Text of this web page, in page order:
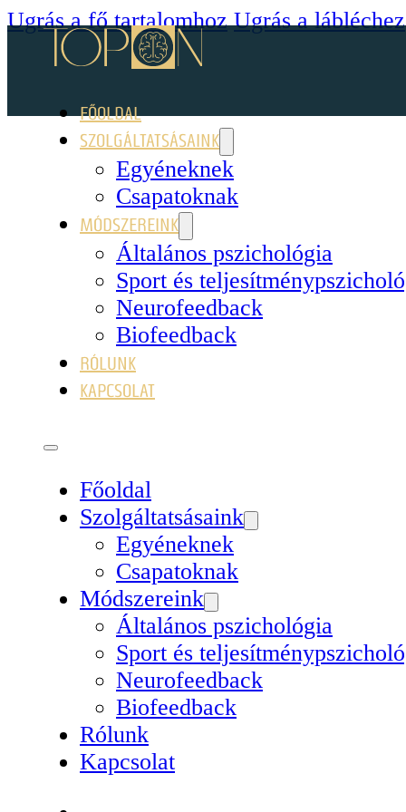
Ugrás a fő tartalomhoz Ugrás a lábléchez
FŐOLDAL
SZOLGÁLTATSÁSAINK
Egyéneknek
Csapatoknak
MÓDSZEREINK
Általános pszichológia
Sport és
Neurofeedback
Biofeedback
RÓLUNK
KAPCSOLAT
Főoldal
Szolgáltatsásaink
Egyéneknek
Csapatoknak
Módszereink
Általános pszichológia
Sport és
Neurofeedback
Biofeedback
Rólunk
Kapcsolat